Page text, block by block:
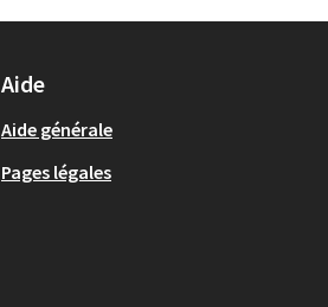
Aide
Aide générale
Pages légales